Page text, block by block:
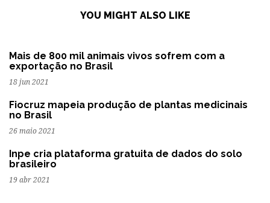
YOU MIGHT ALSO LIKE
Mais de 800 mil animais vivos sofrem com a
exportação no Brasil
18 jun 2021
Fiocruz mapeia produção de plantas medicinais
no Brasil
26 maio 2021
Inpe cria plataforma gratuita de dados do solo
brasileiro
19 abr 2021